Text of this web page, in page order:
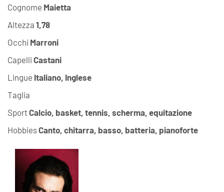
Cognome Maietta
Altezza 1,78
Occhi Marroni
Capelli Castani
Lingue Italiano, Inglese
Taglia
SportCalcio, basket, tennis, scherma, equitazione
HobbiesCanto, chitarra, basso, batteria, pianoforte